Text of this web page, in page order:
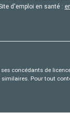
d'emploi en santé :
concédants de
Pour tout